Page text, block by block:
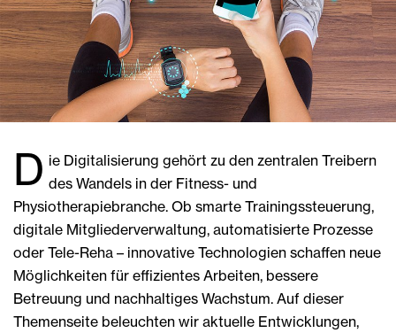
D ie Digitalisierung gehört zu den zentralen Treibern
des Wandels in der Fitness- und
Physiotherapiebranche. Ob smarte Trainingssteuerung,
digitale Mitgliederverwaltung, automatisierte Prozesse
oder Tele-Reha – innovative Technologien schaffen neue
Möglichkeiten für effizientes Arbeiten, bessere
Betreuung und nachhaltiges Wachstum. Auf dieser
Themenseite beleuchten wir aktuelle Entwicklungen,